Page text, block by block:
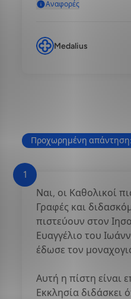
Αναφορές
Medalius
Προχωρημένη απάντηση:
1
Ναι, οι Καθολικοί
Γραφές και
πιστεύουν στον
Ευαγγέλιο του
έδωσε τον
Αυτή η πίστη είναι
Εκκλησία διδάσκει